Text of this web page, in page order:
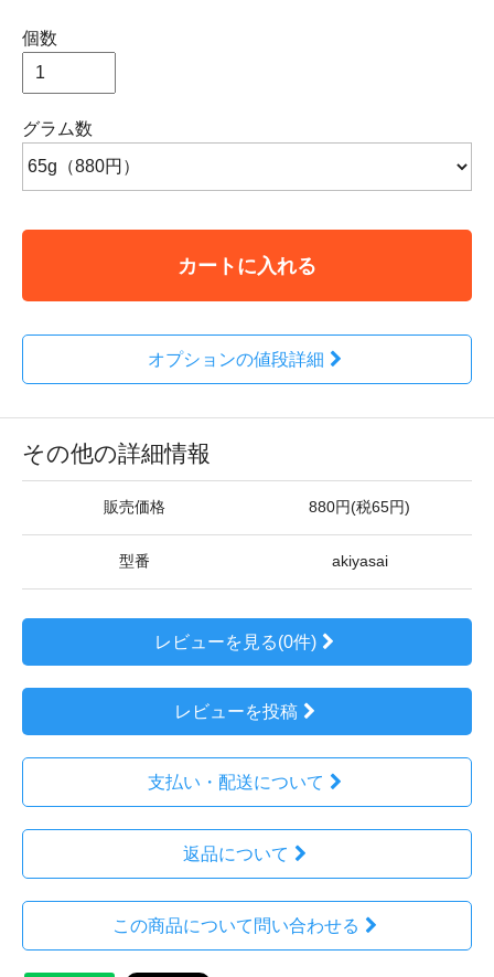
個数
グラム数
カートに入れる
オプションの値段詳細
その他の詳細情報
販売価格 880円(税65円)
型番 akiyasai
レビューを見る(0件)
レビューを投稿
支払い・配送について
返品について
この商品について問い合わせる